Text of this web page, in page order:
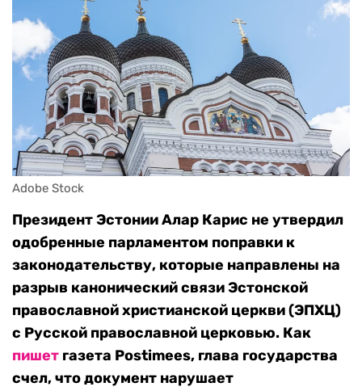
Adobe Stock
Президент Эстонии Алар Карис не утвердил
одобренные парламентом поправки к
законодательству, которые направлены на
разрыв канонический связи Эстонской
православной христианской церкви (ЭПХЦ)
с Русской православной церковью. Как
пишет газета Postimees, глава государства
счел, что документ нарушает